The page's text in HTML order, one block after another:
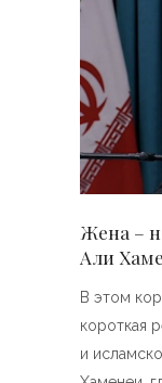
Жена –
Али
В этом
короткая
и